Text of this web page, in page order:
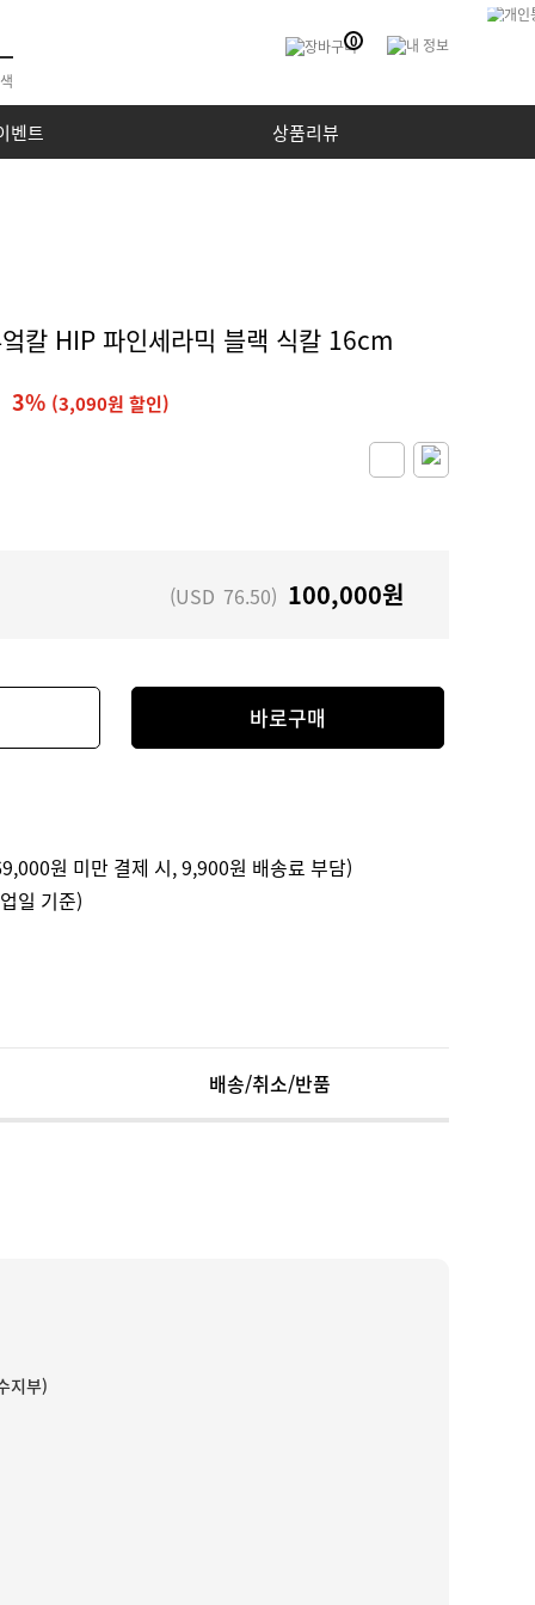
0
벤트 상품리뷰
칼 HIP 파인세라믹 블랙 식칼 16cm
3% (3,090원 할인)
(USD 76.50) 100,000원
바로구매
원 미만 결제 시, 9,900원 배송료 부담)
일 기준)
배송/취소/반품
지부)